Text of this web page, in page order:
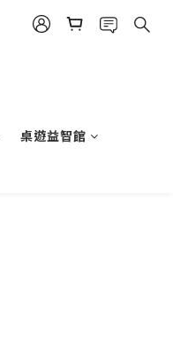
桌遊益智館